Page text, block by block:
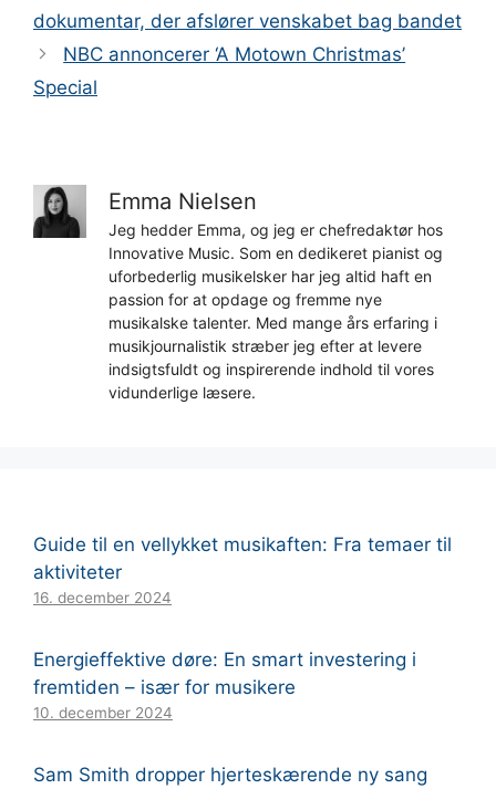
dokumentar, der afslører venskabet bag bandet
NBC annoncerer ‘A Motown Christmas’
Special
Emma Nielsen
Jeg hedder Emma, og jeg er chefredaktør hos
Innovative Music. Som en dedikeret pianist og
uforbederlig musikelsker har jeg altid haft en
passion for at opdage og fremme nye
musikalske talenter. Med mange års erfaring i
musikjournalistik stræber jeg efter at levere
indsigtsfuldt og inspirerende indhold til vores
vidunderlige læsere.
Guide til en vellykket musikaften: Fra temaer til
aktiviteter
16. december 2024
Energieffektive døre: En smart investering i
fremtiden – især for musikere
10. december 2024
Sam Smith dropper hjerteskærende ny sang